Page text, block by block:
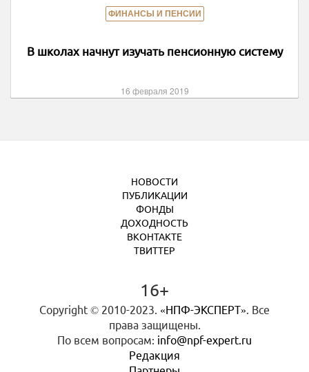
ФИНАНСЫ И ПЕНСИИ
В школах начнут изучать пенсионную систему
16 февраля 2019
НОВОСТИ
ПУБЛИКАЦИИ
ФОНДЫ
ДОХОДНОСТЬ
ВКОНТАКТЕ
ТВИТТЕР
16+
Copyright © 2010-2023. «НПФ-ЭКСПЕРТ». Все
права защищены.
По всем вопросам: info@npf-expert.ru
Редакция